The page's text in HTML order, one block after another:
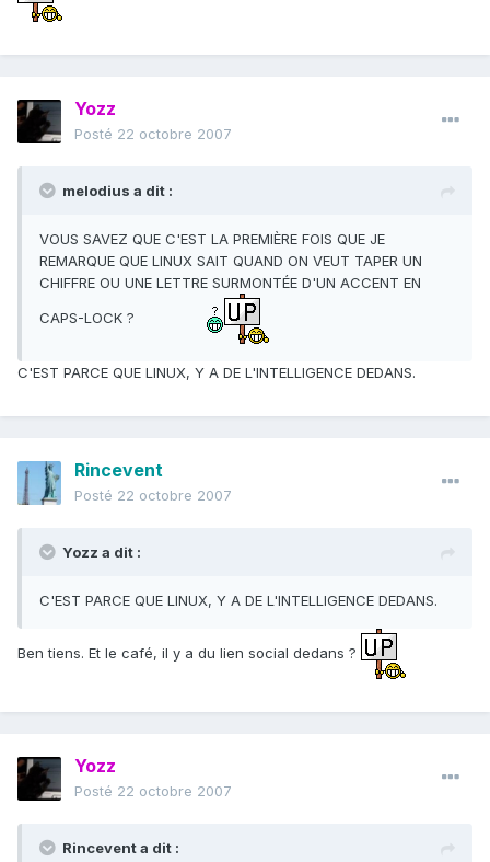
Yozz
Posté 22 octobre 2007
melodius a dit :
VOUS SAVEZ QUE C'EST LA PREMIÈRE FOIS QUE JE
REMARQUE QUE LINUX SAIT QUAND ON VEUT TAPER UN
CHIFFRE OU UNE LETTRE SURMONTÉE D'UN ACCENT EN
CAPS-LOCK ?
C'EST PARCE QUE LINUX, Y A DE L'INTELLIGENCE DEDANS.
Rincevent
Posté 22 octobre 2007
Yozz a dit :
C'EST PARCE QUE LINUX, Y A DE L'INTELLIGENCE DEDANS.
Ben tiens. Et le café, il y a du lien social dedans ?
Yozz
Posté 22 octobre 2007
Rincevent a dit :